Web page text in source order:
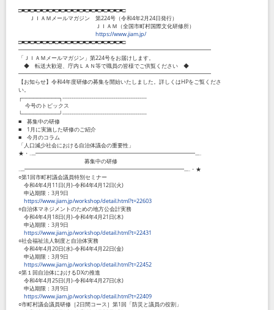
□■□■□■□■□■□■□■□■□■□■□■□■□■□■□■□■□■□
ＪＩＡＭメールマガジン 第224号（令和4年2月24日発行）
ＪＩＡＭ（全国市町村国際文化研修所）
https://www.jiam.jp/
□■□■□■□■□■□■□■□■□■□■□■□■□■□■□■□■□■□
━━━━━━━━━━━━━━━━━━━━━━━━━━━━━━━━━━━
「ＪＩＡＭメールマガジン」第224号をお届けします。
◆ 転送大歓迎、庁内ＬＡＮ等で職員の皆様でご供覧ください ◆
━━━━━━━━━━━━━━━━━━━━━━━━━━━━━━━━━━━
【お知らせ】令和4年度研修の募集を開始いたしました。詳しくはHPをご覧くださ
い。
┌──────────┐----------------------------------------------
今号のトピックス
└──────────┘----------------------------------------------
■ 募集中の研修
■ 1月に実施した研修のご紹介
■ 今月のコラム
「人口減少社会における自治体議会の重要性」
★・‥...━━━━━━━━━━━━━━━━━━━━━━━━━━━━━...‥
募集中の研修
‥...━━━━━━━━━━━━━━━━━━━━━━━━━━━━━...‥・★
○第1回市町村議会議員特別セミナー
令和4年4月11日(月)-令和4年4月12日(火)
申込期限：3月9日
https://www.jiam.jp/workshop/detail.html?t=22603
○自治体マネジメントのための地方公会計実務
令和4年4月18日(月)-令和4年4月21日(木)
申込期限：3月9日
https://www.jiam.jp/workshop/detail.html?t=22431
○社会福祉法人制度と自治体実務
令和4年4月20日(水)-令和4年4月22日(金)
申込期限：3月9日
https://www.jiam.jp/workshop/detail.html?t=22452
○第１回自治体におけるDXの推進
令和4年4月25日(月)-令和4年4月27日(水)
申込期限：3月9日
https://www.jiam.jp/workshop/detail.html?t=22409
○市町村議会議員研修［2日間コース］第1回「防災と議員の役割」